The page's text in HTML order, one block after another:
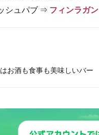
シュパブ ⇒ フィンラガン
お酒も食事も美味しいバー